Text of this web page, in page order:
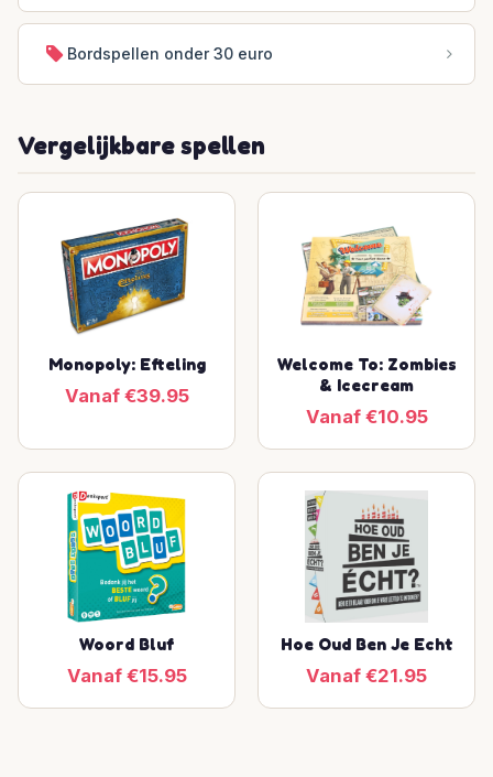
Bordspellen onder 30 euro
Vergelijkbare spellen
Monopoly: Efteling
Vanaf €39.95
Welcome To: Zombies
& Icecream
Vanaf €10.95
Woord Bluf
Vanaf €15.95
Hoe Oud Ben Je Echt
Vanaf €21.95